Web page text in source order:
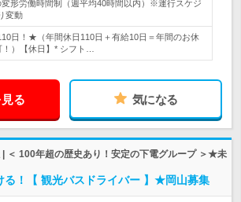
形労働時間制（週平均40時間以内）※運行スケジ
変動
日！★（年間休日110日＋有給10日＝年間のお休
）【休日】* シフト…
る 気になる
＜ 100年超の歴史あり！安定の下電グループ ＞★未
る！【 観光バスドライバー 】★岡山募集